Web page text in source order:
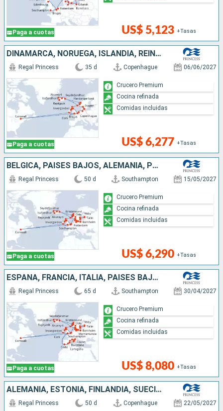
Paga a cuotas US$ 5,123 +Tasas
DINAMARCA, NORUEGA, ISLANDIA, REINO UNIDO, BÉLGICA, CANADÁ, IRLANDA, PAISES BAJOS, ALEMANIA
Paga a cuotas
Regal Princess 35 d Copenhague 06/06/2027
US$ 6,277 +Tasas
Crucero Premium
Cocina refinada
Comidas incluidas
BÉLGICA, PAISES BAJOS, ALEMANIA, POLONIA, FINLANDIA, ESTONIA, SUECIA, DINAMARCA, NORUEGA, ISLANDIA, CANADÁ, IRLANDA, REINO UNIDO
Paga a cuotas
Regal Princess 50 d Southampton 15/05/2027
US$ 6,290 +Tasas
Crucero Premium
Cocina refinada
Comidas incluidas
ESPAÑA, FRANCIA, ITALIA, PAISES BAJOS, NORUEGA, ALEMANIA, FINLANDIA, ESTONIA, SUECIA, POLONIA, DINAMARCA, ISLANDIA, REINO UNIDO, BÉLGICA, CANADÁ, IRLANDA
Paga a cuotas
Regal Princess 65 d Southampton 30/04/2027
US$ 8,080 +Tasas
Crucero Premium
Cocina refinada
Comidas incluidas
ALEMANIA, ESTONIA, FINLANDIA, SUECIA, POLONIA, DINAMARCA, NORUEGA, ISLANDIA, REINO UNIDO, CANADÁ, IRLANDA, BÉLGICA, PAISES BAJOS
Regal Princess 50 d Copenhague 22/05/2027